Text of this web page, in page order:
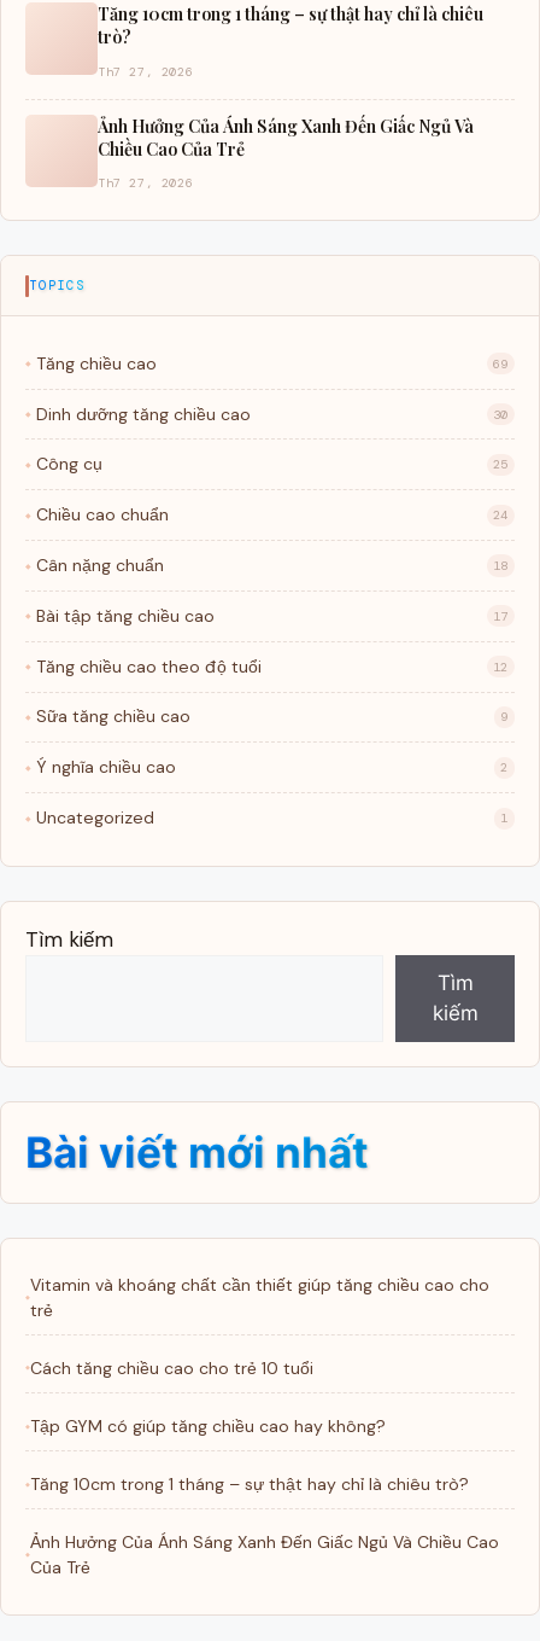
Tăng 10cm trong 1 tháng – sự thật hay chỉ là chiêu
trò?
Th7 27, 2026
Ảnh Hưởng Của Ánh Sáng Xanh Đến Giấc Ngủ Và
Chiều Cao Của Trẻ
Th7 27, 2026
TOPICS
Tăng chiều cao 69
Dinh dưỡng tăng chiều cao 30
Công cụ 25
Chiều cao chuẩn 24
Cân nặng chuẩn 18
Bài tập tăng chiều cao 17
Tăng chiều cao theo độ tuổi 12
Sữa tăng chiều cao 9
Ý nghĩa chiều cao 2
Uncategorized 1
Tìm kiếm
Tìm
kiếm
Bài viết mới nhất
Vitamin và khoáng chất cần thiết giúp tăng chiều cao cho
trẻ
Cách tăng chiều cao cho trẻ 10 tuổi
Tập GYM có giúp tăng chiều cao hay không?
Tăng 10cm trong 1 tháng – sự thật hay chỉ là chiêu trò?
Ảnh Hưởng Của Ánh Sáng Xanh Đến Giấc Ngủ Và Chiều Cao
Của Trẻ